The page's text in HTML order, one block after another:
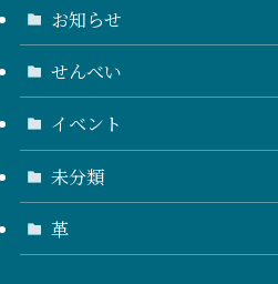
お知らせ
せんべい
イベント
未分類
革